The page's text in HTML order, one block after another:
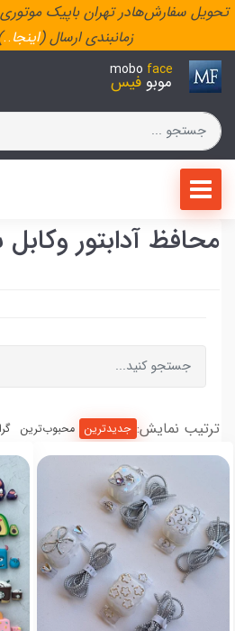
تحویل سفارش‌هادر تهران باپیک
زمانبندی ارسال (اینجا..
mobo face
موبو فیس
محافظ آدابتور وکابل
ترتیب نمایش: جدیدترین محبوب‌ترین